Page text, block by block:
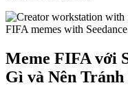
Meme FIFA với
Gì và Nên Tránh